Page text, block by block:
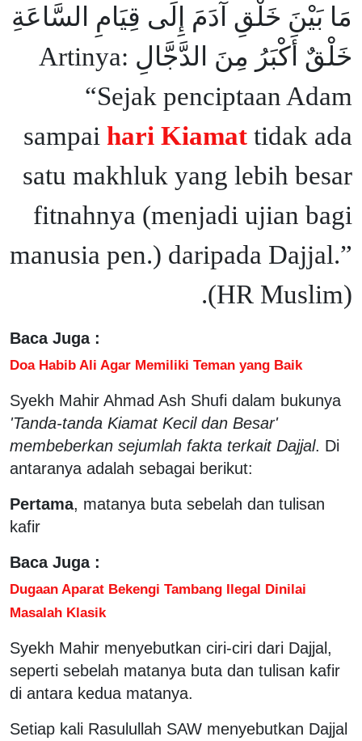
مَا بَيْنَ خَلْقِ آدَمَ إِلَى قِيَامِ السَّاعَةِ
خَلْقٌ أَكْبَرُ مِنَ الدَّجَّالِ Artinya:
“Sejak penciptaan Adam
sampai hari Kiamat tidak ada
satu makhluk yang lebih besar
fitnahnya (menjadi ujian bagi
manusia pen.) daripada Dajjal.”
(HR Muslim).
Baca Juga :
Doa Habib Ali Agar Memiliki Teman yang Baik
Syekh Mahir Ahmad Ash Shufi dalam bukunya
'Tanda-tanda Kiamat Kecil dan Besar'
membeberkan sejumlah fakta terkait Dajjal. Di
antaranya adalah sebagai berikut:
Pertama, matanya buta sebelah dan tulisan
kafir
Baca Juga :
Dugaan Aparat Bekengi Tambang Ilegal Dinilai
Masalah Klasik
Syekh Mahir menyebutkan ciri-ciri dari Dajjal,
seperti sebelah matanya buta dan tulisan kafir
di antara kedua matanya.
Setiap kali Rasulullah SAW menyebutkan Dajjal